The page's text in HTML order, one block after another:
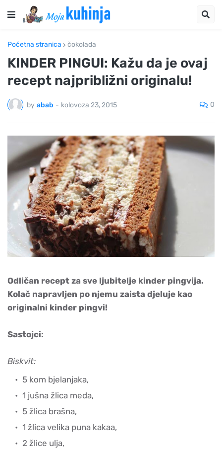
Početna stranica čokolada
KINDER PINGUI: Kažu da je ovaj
recept najpribližni originalu!
by abab - kolovoza 23, 2015 0
Odličan recept za sve ljubitelje kinder pingvija.
Kolač napravljen po njemu zaista djeluje kao
originalni kinder pingvi!
Sastojci:
Biskvit:
5 kom bjelanjaka,
1 jušna žlica meda,
5 žlica brašna,
1 žlica velika puna kakaa,
2 žlice ulja,